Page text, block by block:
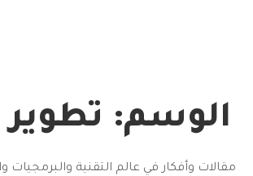
الوسم:
مقالات وأفكار في عالم التقنية والبرمجيات